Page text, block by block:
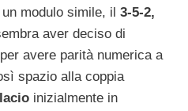
modulo simile, il 3-5-2,
aver deciso di
avere parità numerica a
spazio alla coppia
inizialmente in